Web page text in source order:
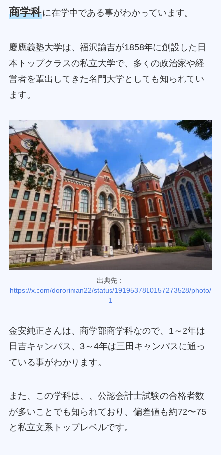
商学科に在学中である事がわかっています。
慶應義塾大学は、福沢諭吉が1858年に創設した日
本トップクラスの私立大学で、多くの政治家や経
営者を輩出してきた名門大学としても知られてい
ます。
出典先：
https://x.com/dororiman22/status/1919537810157273528/photo/
1
金安純正さんは、商学部商学科なので、1～2年は
日吉キャンパス、3～4年は三田キャンパスに通っ
ている事がわかります。
また、この学科は、、公認会計士試験の合格者数
が多いことでも知られており、偏差値も約72〜75
と私立文系トップレベルです。